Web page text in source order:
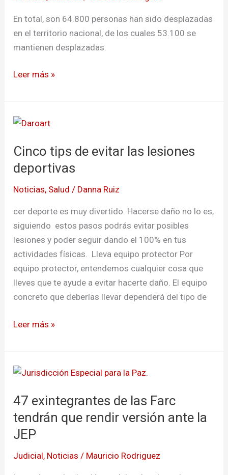
En total, son 64.800 personas han sido desplazadas
en el territorio nacional, de los cuales 53.100 se
mantienen desplazadas.
en
2021”:
Leer más »
Cinco tips de evitar las lesiones
deportivas
Noticias, Salud / Danna Ruiz
cer deporte es muy divertido. Hacerse daño no lo es,
siguiendo estos pasos podrás evitar posibles
lesiones y poder seguir dando el 100% en tus
actividades físicas. Lleva equipo protector Por
equipo protector, entendemos cualquier cosa que
lleves que te ayude a evitar hacerte daño. El equipo
concreto que deberías llevar dependerá del tipo de
Cinco
de
evitar
lesiones
deportivas
Leer más »
47 exintegrantes de las Farc
tendrán que rendir versión ante la
JEP
Judicial, Noticias / Mauricio Rodriguez
47
de
las
Farc
que